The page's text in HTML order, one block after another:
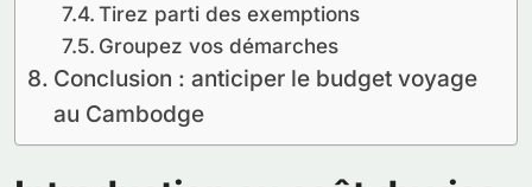
Tirez parti des exemptions
Groupez vos démarches
Conclusion : anticiper le budget voyage
au Cambodge